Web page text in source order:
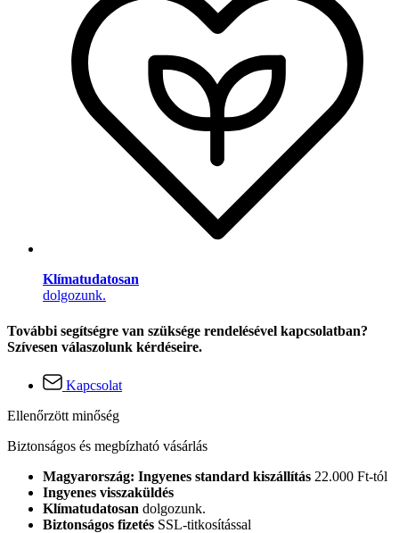
Klímatudatosan
dolgozunk.
További segítségre van szüksége rendelésével kapcsolatban?
Szívesen válaszolunk kérdéseire.
Kapcsolat
Ellenőrzött minőség
Biztonságos és megbízható vásárlás
Magyarország: Ingyenes standard kiszállítás 22.000 Ft-tól
Ingyenes visszaküldés
Klímatudatosan dolgozunk.
Biztonságos fizetés SSL-titkosítással